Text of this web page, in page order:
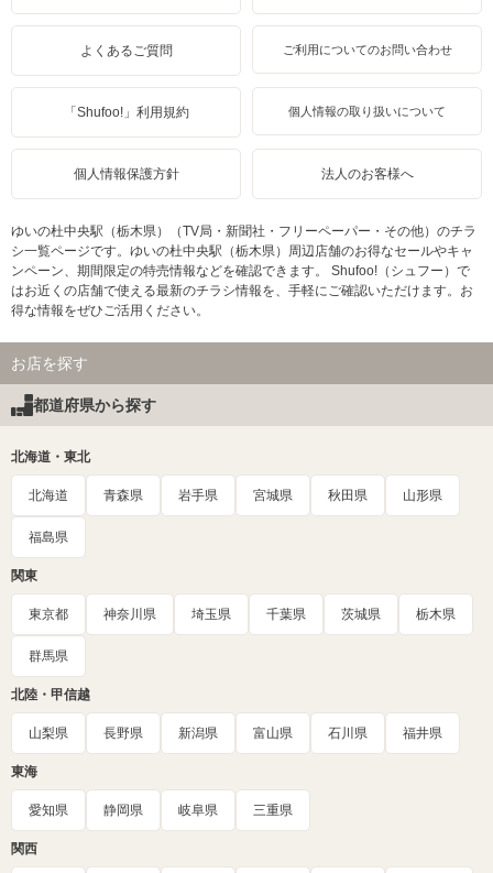
よくあるご質問 ご利用についてのお問い合わせ
「Shufoo!」利用規約 個人情報の取り扱いについて
個人情報保護方針 法人のお客様へ
ゆいの杜中央駅（栃木県）（TV局・新聞社・フリーペーパー・その他）のチラ
シ一覧ページです。ゆいの杜中央駅（栃木県）周辺店舗のお得なセールやキャ
ンペーン、期間限定の特売情報などを確認できます。 Shufoo!（シュフー）で
はお近くの店舗で使える最新のチラシ情報を、手軽にご確認いただけます。お
得な情報をぜひご活用ください。
お店を探す
都道府県から探す
北海道・東北
北海道 青森県 岩手県 宮城県 秋田県 山形県
福島県
関東
東京都 神奈川県 埼玉県 千葉県 茨城県 栃木県
群馬県
北陸・甲信越
山梨県 長野県 新潟県 富山県 石川県 福井県
東海
愛知県 静岡県 岐阜県 三重県
関西